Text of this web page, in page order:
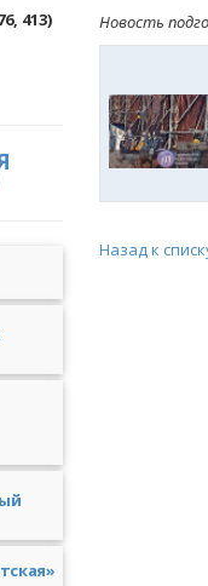
413)
Новость
Назад к